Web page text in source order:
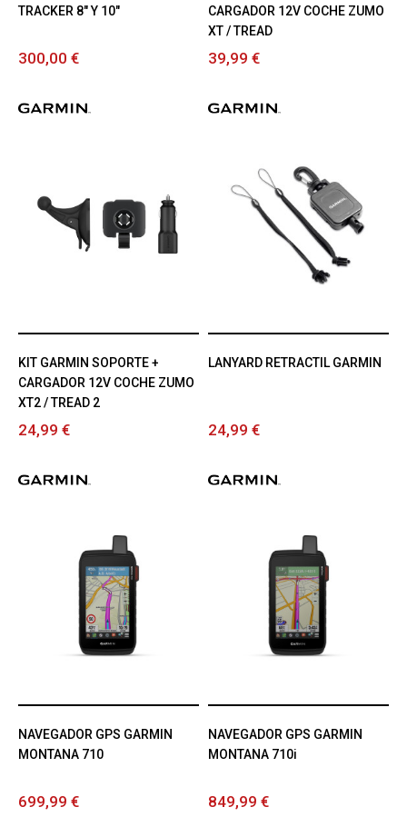
TRACKER 8" Y 10"
300,00 €
CARGADOR 12V COCHE ZUMO
XT / TREAD
39,99 €
KIT GARMIN SOPORTE +
CARGADOR 12V COCHE ZUMO
XT2 / TREAD 2
24,99 €
LANYARD RETRACTIL GARMIN
24,99 €
NAVEGADOR GPS GARMIN
MONTANA 710
699,99 €
NAVEGADOR GPS GARMIN
MONTANA 710i
849,99 €